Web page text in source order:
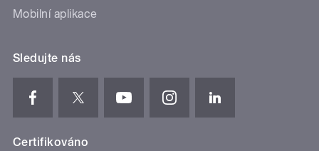
Mobilní aplikace
Sledujte nás
Certifikováno